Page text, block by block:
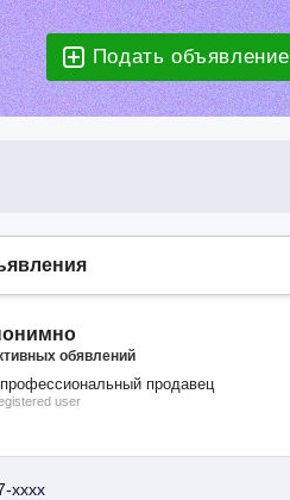
Подать объявление
обявлений
продавец
user
xxxx